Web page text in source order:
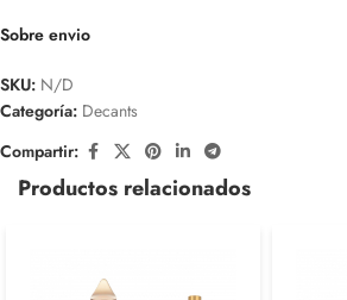
Sobre envio
SKU: N/D
Categoría: Decants
Compartir:
Productos relacionados